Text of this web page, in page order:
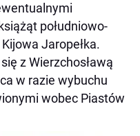
południowo-
Jaropełka.
z Wierzchosławą
w razie wybuchu
wobec Piastów